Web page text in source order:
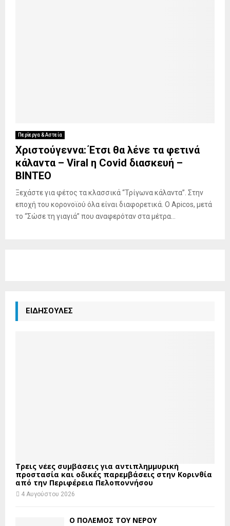
Περίεργα & Αστεία
Χριστούγεννα: Έτσι θα λένε τα φετινά
κάλαντα – Viral η Covid διασκευή –
ΒΙΝΤΕΟ
Ξεχάστε για φέτος τα κλασσικά “Τρίγωνα κάλαντα”. Στην
εποχή του κορονοϊού όλα είναι διαφορετικά. Ο Apicos, μετά
το “Σώσε τη γιαγιά” που αναφερόταν στα μέτρα...
ΕΙΔΗΣΟΥΛΕΣ
Τρεις νέες συμβάσεις για αντιπλημμυρική
προστασία και οδικές παρεμβάσεις στην Κορινθία
από την Περιφέρεια Πελοποννήσου
4 Αυγούστου 2026
Ο ΠΟΛΕΜΟΣ ΤΟΥ ΝΕΡΟΥ